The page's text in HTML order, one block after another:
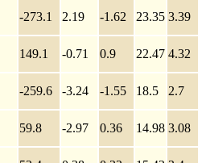
-273.1 2.19 -1.62 23.35 3.39
149.1 -0.71 0.9 22.47 4.32
-259.6 -3.24 -1.55 18.5 2.7
59.8 -2.97 0.36 14.98 3.08